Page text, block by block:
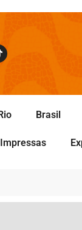
Rio Brasil